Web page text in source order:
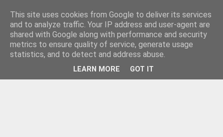
This site uses cookies from Google to deliver its services
and to analyze traffic. Your IP address and user-agent are
shared with Google along with performance and security
metrics to ensure quality of service, generate usage
statistics, and to detect and address abuse.
LEARN MORE GOT IT